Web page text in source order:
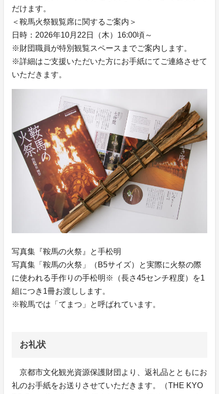
だけます。
＜鞍馬火祭観覧席に関するご案内＞
日時：2026年10月22日（木）16:00頃～
※財団職員が特別観覧スペースまでご案内します。
※詳細はご支援いただいた方にお手紙にてご連絡させて
いただきます。
写真集『鞍馬の火祭』と手松明
写真集「鞍馬の火祭」（B5サイズ）と実際に火祭の際
に使われる手作りの手松明※（長さ45センチ程度）を1
組につき1冊お渡しします。
※鞍馬では「てまつ」と呼ばれています。
お礼状
京都市文化観光資源保護財団より、返礼品とともにお
礼のお手紙をお送りさせていただきます。（THE KYO